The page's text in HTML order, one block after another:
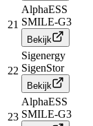
21
AlphaESS
SMILE-G3
Bekijk
22
Sigenergy
SigenStor
Bekijk
23
AlphaESS
SMILE-G3